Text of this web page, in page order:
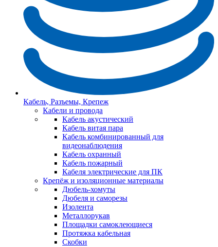
Кабель, Разъемы, Крепеж
Кабели и провода
Кабель акустический
Кабель витая пара
Кабель комбинированный для
видеонаблюдения
Кабель охранный
Кабель пожарный
Кабеля электрические для ПК
Крепёж и изоляционные материалы
Дюбель-хомуты
Дюбеля и саморезы
Изолента
Металлорукав
Площадки самоклеющиеся
Протяжка кабельная
Скобки